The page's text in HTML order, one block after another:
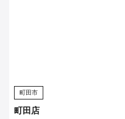
町田市
町田店